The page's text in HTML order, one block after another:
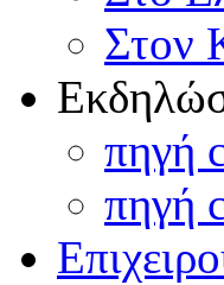
Στον
πηγή
πηγή